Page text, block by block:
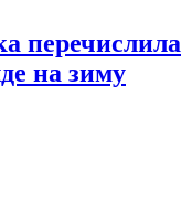
перечислила
на зиму